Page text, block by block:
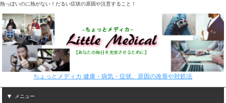
熱っぽいのに熱がない！だるい症状の原因や注意すること！
ちょっとメディカ 健康・病気・症状。原因の改善や対処法
メニュー